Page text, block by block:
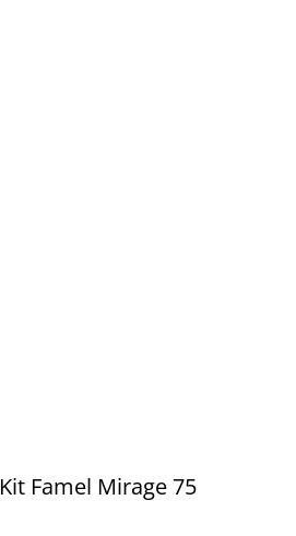
Kit Famel Mirage 75